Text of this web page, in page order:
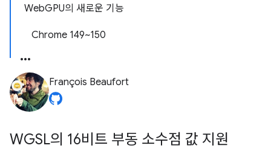
WebGPU의 새로운 기능
Chrome 149~150
François Beaufort
WGSL의 16비트 부동 소수점 값 지원